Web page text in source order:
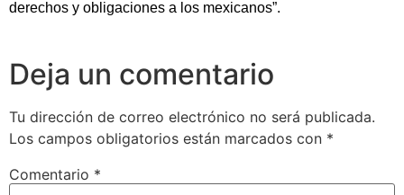
derechos y obligaciones a los mexicanos”.
Deja un comentario
Tu dirección de correo electrónico no será publicada.
Los campos obligatorios están marcados con *
Comentario *